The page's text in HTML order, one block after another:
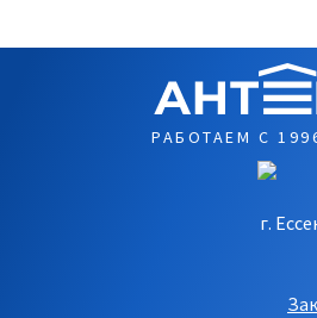
РАБОТАЕМ С
г.